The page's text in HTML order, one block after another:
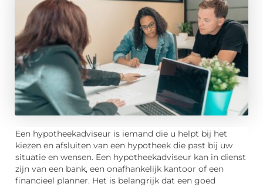
Een hypotheekadviseur is iemand die u helpt bij het
kiezen en afsluiten van een hypotheek die past bij uw
situatie en wensen. Een hypotheekadviseur kan in dienst
zijn van een bank, een onafhankelijk kantoor of een
financieel planner. Het is belangrijk dat een goed